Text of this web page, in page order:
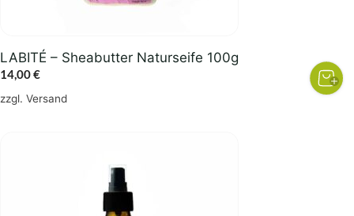
LABITÉ – Sheabutter Naturseife 100g
14,00€
zzgl. Versand